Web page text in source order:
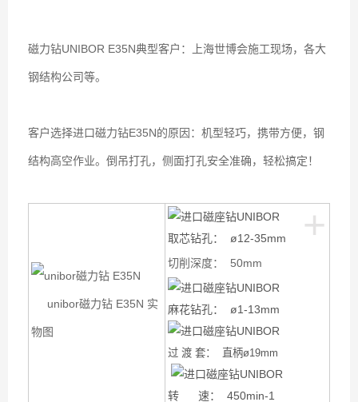
磁力钻UNIBOR E35N典型客户：上海世博会施工现场，各大
钢结构公司等。
客户选择进口磁力钻E35N的原因：机型轻巧，携带方便，钢
结构高空作业。倒吊打孔，侧面打孔安全准确，轻松搞定！
+
unibor磁力钻 E35N 实
物图
取芯钻孔： ø12-35mm
切削深度： 50mm
麻花钻孔： ø1-13mm
过 渡 套： 直柄ø19mm
转 速： 450min-1